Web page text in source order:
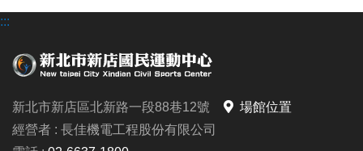
現場預約營業時間：6:00~22:00
1.僅限預約今、明兩天之場地。
不退費，亦不提供更換時段之服務。
3. 如需調降籃球框或使用排球場，請提前告知，並於
:::
新北市新店區北新路一段88巷12號
場館位置
經營者 : 長佳機電工程股份有限公司